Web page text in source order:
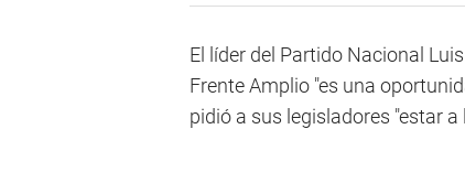
El líder del Partido Nacional
Frente Amplio "es una
pidió a sus legisladores "estar